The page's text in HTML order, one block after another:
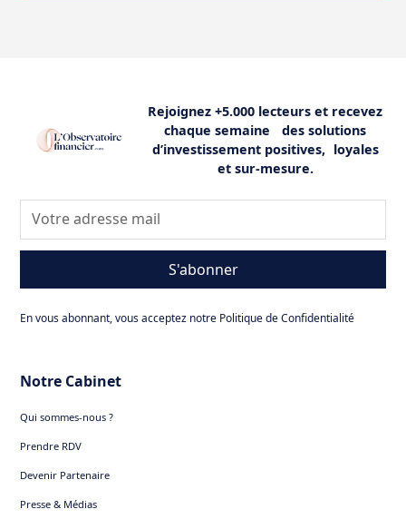
Rejoignez +5.000 lecteurs et recevez
chaque semaine des solutions
d’investissement positives, loyales
et sur-mesure.
S'abonner
En vous abonnant, vous acceptez notre Politique de Confidentialité
Notre Cabinet
Qui sommes-nous ?
Prendre RDV
Devenir Partenaire
Presse & Médias